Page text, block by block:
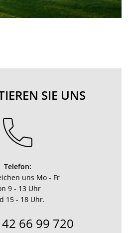
SIE UNS
Telefon:
uns Mo - Fr
9 - 13 Uhr
15 - 18 Uhr.
66 99 720